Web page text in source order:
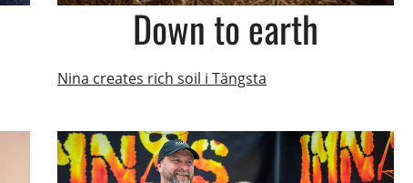
Down to earth
Nina creates rich soil i Tängsta